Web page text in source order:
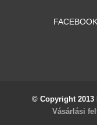
FACEBOOK
© Copyright 2013
Vásárlási